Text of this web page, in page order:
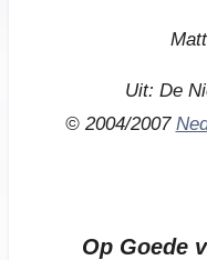
Uit: De
© 2004/2007
Op Goede